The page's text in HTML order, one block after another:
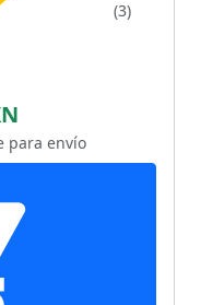
(3)
para envío